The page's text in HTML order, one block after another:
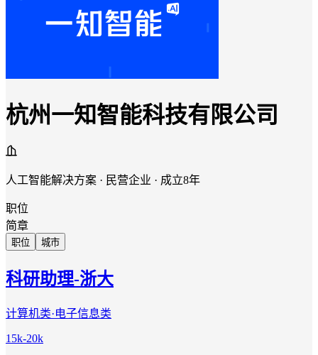
杭州一知智能科技有限公司
人工智能解决方案 · 民营企业 · 成立8年
职位
简章
职位 城市
科研助理-浙大
计算机类·电子信息类
15k-20k